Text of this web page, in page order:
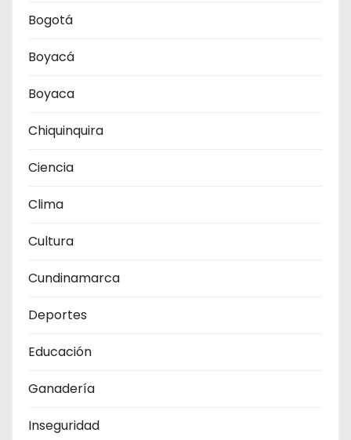
Bogotá
Boyacá
Boyaca
Chiquinquira
Ciencia
Clima
Cultura
Cundinamarca
Deportes
Educación
Ganadería
Inseguridad